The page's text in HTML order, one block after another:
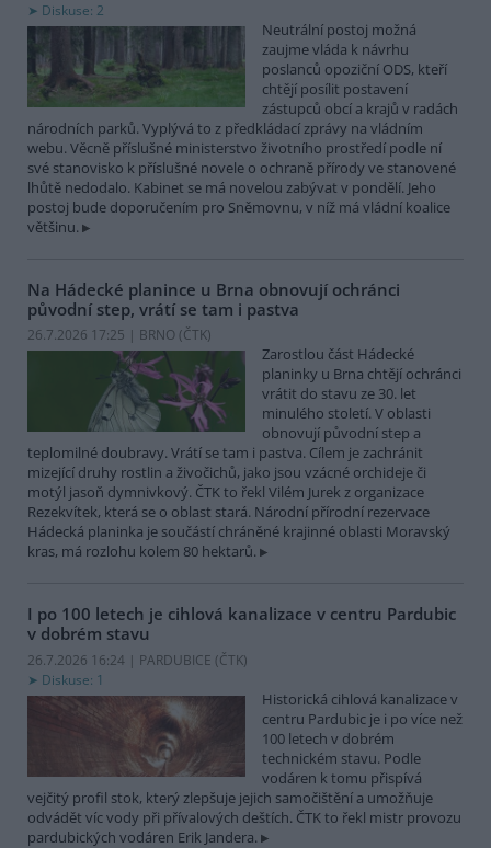
Diskuse: 2
Neutrální postoj možná
zaujme vláda k návrhu
poslanců opoziční ODS, kteří
chtějí posílit postavení
zástupců obcí a krajů v radách
národních parků. Vyplývá to z předkládací zprávy na vládním
webu. Věcně příslušné ministerstvo životního prostředí podle ní
své stanovisko k příslušné novele o ochraně přírody ve stanovené
lhůtě nedodalo. Kabinet se má novelou zabývat v pondělí. Jeho
postoj bude doporučením pro Sněmovnu, v níž má vládní koalice
většinu.
Na Hádecké planince u Brna obnovují ochránci
původní step, vrátí se tam i pastva
26.7.2026 17:25 | BRNO (ČTK)
Zarostlou část Hádecké
planinky u Brna chtějí ochránci
vrátit do stavu ze 30. let
minulého století. V oblasti
obnovují původní step a
teplomilné doubravy. Vrátí se tam i pastva. Cílem je zachránit
mizející druhy rostlin a živočichů, jako jsou vzácné orchideje či
motýl jasoň dymnivkový. ČTK to řekl Vilém Jurek z organizace
Rezekvítek, která se o oblast stará. Národní přírodní rezervace
Hádecká planinka je součástí chráněné krajinné oblasti Moravský
kras, má rozlohu kolem 80 hektarů.
I po 100 letech je cihlová kanalizace v centru Pardubic
v dobrém stavu
26.7.2026 16:24 | PARDUBICE (ČTK)
Diskuse: 1
Historická cihlová kanalizace v
centru Pardubic je i po více než
100 letech v dobrém
technickém stavu. Podle
vodáren k tomu přispívá
vejčitý profil stok, který zlepšuje jejich samočištění a umožňuje
odvádět víc vody při přívalových deštích. ČTK to řekl mistr provozu
pardubických vodáren Erik Jandera.